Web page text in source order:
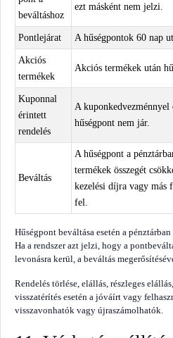
beváltáshoz
ezt másként nem jelzi.
Pontlejárat A hűségpontok 60 nap
Akciós
termékek
Akciós termékek után
Kuponnal
érintett
rendelés
A kuponkedvezménnyel
hűségpont nem jár.
Beváltás
A hűségpont a
termékek összegét
kezelési díjra vagy más
fel.
Hűségpont beváltása esetén a
Ha a rendszer azt jelzi, hogy a
levonásra kerül, a beváltás
Rendelés törlése, elállás, részleges
visszatérítés esetén a jóváírt vagy
visszavonhatók vagy újraszámolhatók.